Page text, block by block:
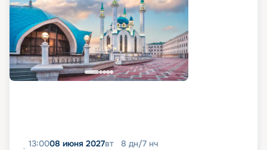
13:0008 июня 2027вт 8 дн/7 нч